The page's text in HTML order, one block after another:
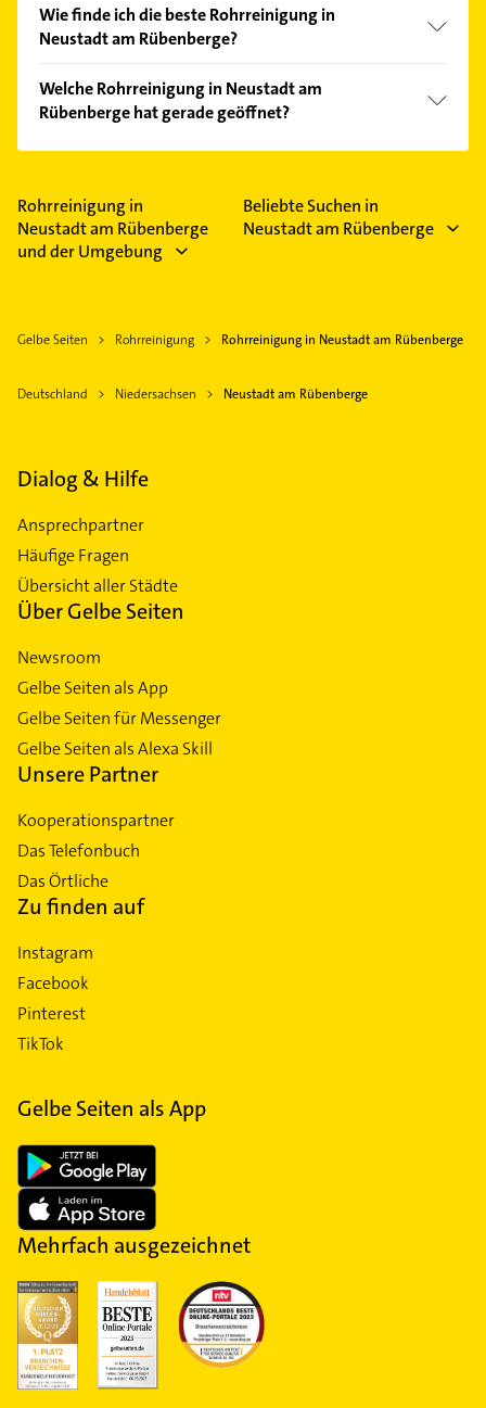
Wie finde ich die beste Rohrreinigung in
Neustadt am Rübenberge?
Kundenmeinungen und profitieren Sie von den
Empfehlungen. Die Suchergebnisse können Sie sich
einfach nachBewertungensortiert anzeigen lassen.
Welche Rohrreinigung in Neustadt am
Rübenberge hat gerade geöffnet?
Im Anbieter-Bereich finden Sie alleÖffnungszeiten.
Feiertagen abweichen können.
Rohrreinigung in
Neustadt am Rübenberge
und der Umgebung
Beliebte Suchen in
Neustadt am Rübenberge
Gelbe Seiten Rohrreinigung Rohrreinigung in Neustadt am Rübenberge
Deutschland Niedersachsen Neustadt am Rübenberge
Dialog & Hilfe
Ansprechpartner
Häufige Fragen
Übersicht aller Städte
Über Gelbe Seiten
Newsroom
Gelbe Seiten als App
Gelbe Seiten für Messenger
Gelbe Seiten als Alexa Skill
Unsere Partner
Kooperationspartner
Das Telefonbuch
Das Örtliche
Zu finden auf
Instagram
Facebook
Pinterest
TikTok
Gelbe Seiten als App
Mehrfach ausgezeichnet